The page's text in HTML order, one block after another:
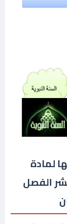
لمادة
الفصل